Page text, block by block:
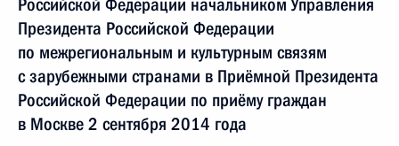
Российской Федерации начальником Управления
Президента Российской Федерации
по межрегиональным и культурным связям
с зарубежными странами в Приёмной Президента
Российской Федерации по приёму граждан
в Москве 2 сентября 2014 года